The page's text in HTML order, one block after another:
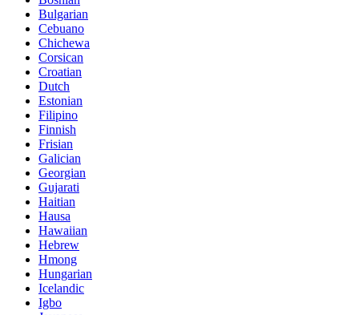
Bulgarian
Cebuano
Chichewa
Corsican
Croatian
Dutch
Estonian
Filipino
Finnish
Frisian
Galician
Georgian
Gujarati
Haitian
Hausa
Hawaiian
Hebrew
Hmong
Hungarian
Icelandic
Igbo